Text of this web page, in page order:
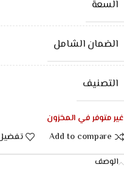
السعة
الضمان الشامل
التصنيف
غير متوفر في المخزون
Add to compare
الوصف